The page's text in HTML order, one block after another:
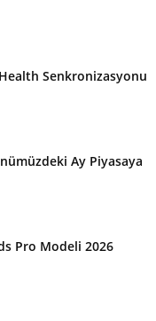
Senkronizasyonu
Ay Piyasaya
Pro Modeli 2026